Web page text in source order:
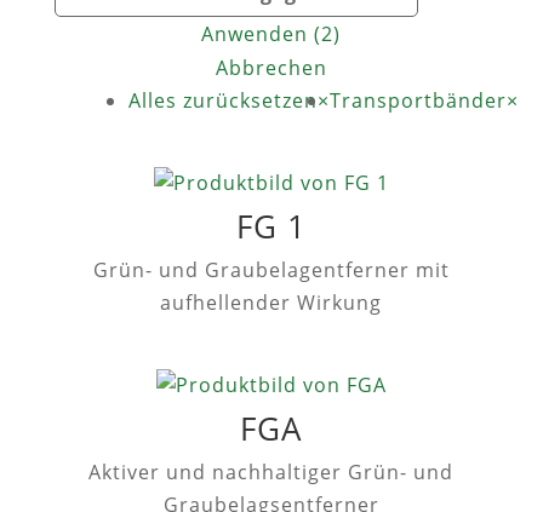
Anwenden(2)
Abbrechen
Alles zurücksetzen×Transportbänder×
FG 1
Grün- und Graubelagentferner mit
aufhellender Wirkung
FGA
Aktiver und nachhaltiger Grün- und
Graubelagsentferner